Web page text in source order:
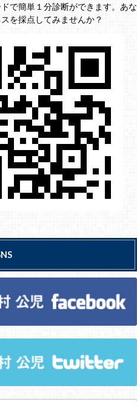
で簡単１分診断ができます。あな
を採点してみませんか？